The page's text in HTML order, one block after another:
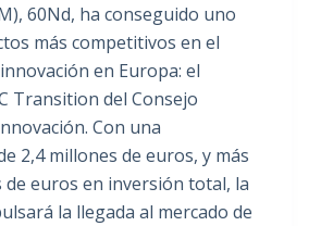
60Nd, ha conseguido uno
más competitivos en el
en Europa: el
Transition del Consejo
Con una
2,4 millones de euros, y más
de euros en inversión total, la
la llegada al mercado de